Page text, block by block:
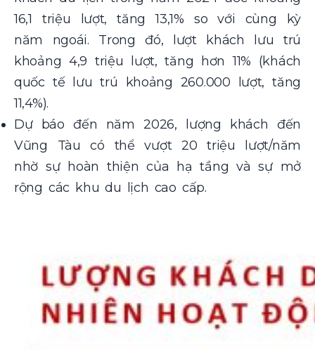
16,1 triệu lượt, tăng 13,1% so với cùng kỳ
năm ngoái. Trong đó, lượt khách lưu trú
khoảng 4,9 triệu lượt, tăng hơn 11% (khách
quốc tế lưu trú khoảng 260.000 lượt, tăng
11,4%).
Dự báo đến năm 2026, lượng khách đến
Vũng Tàu có thể vượt 20 triệu lượt/năm
nhờ sự hoàn thiện của hạ tầng và sự mở
rộng các khu du lịch cao cấp.